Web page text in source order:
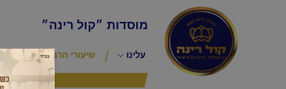
מוסדות ״קול רינה״
עלינו שיעורי הרב